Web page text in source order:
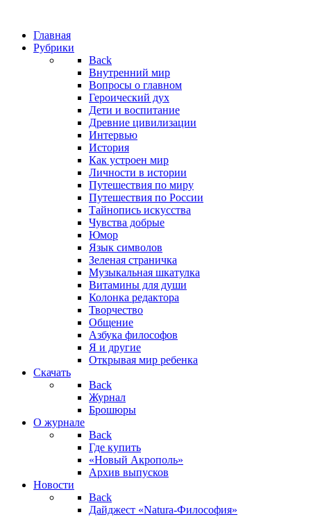
Главная
Рубрики
Back
Внутренний мир
Вопросы о главном
Героический дух
Дети и воспитание
Древние цивилизации
Интервью
История
Как устроен мир
Личности в истории
Путешествия по миру
Путешествия по России
Тайнопись искусства
Чувства добрые
Юмор
Язык символов
Зеленая страничка
Музыкальная шкатулка
Витамины для души
Колонка редактора
Творчество
Общение
Азбука философов
Я и другие
Открывая мир ребенка
Скачать
Back
Журнал
Брошюры
О журнале
Back
Где купить
«Новый Акрополь»
Архив выпусков
Новости
Back
Дайджест «Natura-Философия»